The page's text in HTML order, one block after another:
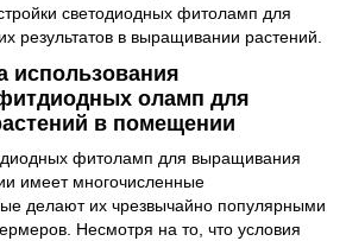
светодиодных фитоламп для
результатов в выращивании растений.
использования
оламп для
в помещении
фитоламп для выращивания
имеет многочисленные
делают их чрезвычайно популярными
Несмотря на то, что условия